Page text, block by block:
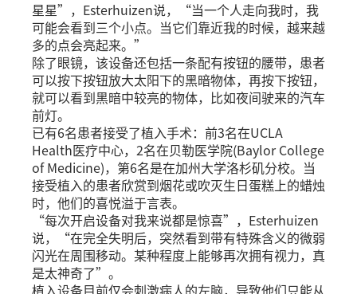
星星”，Esterhuizen说，“当一个人走向我时，我
可能会看到三个小点。当它们靠近我的时候，越来越
多的点会亮起来。”
除了眼镜，该设备还包括一条配有按钮的腰带，患者
可以按下按钮放大太阳下的黑暗物体，再按下按钮，
就可以看到黑暗中较亮的物体，比如夜间驶来的汽车
前灯。
已有6名患者接受了植入手术：前3名在UCLA
Health医疗中心，2名在贝勒医学院(Baylor College
of Medicine)，第6名是在加州大学洛杉矶分校。当
接受植入的患者欣赏到烟花或吹灭生日蛋糕上的蜡烛
时，他们的喜悦溢于言表。
“每次开启设备对我来说都是惊喜”，Esterhuizen
说，“在完全失明后，突然看到带有特殊含义的微弱
闪光在周围移动。某种程度上能够再次拥有视力，真
是太神奇了”。
植入设备目前仅会刺激病人的左脑，导致他们只能从